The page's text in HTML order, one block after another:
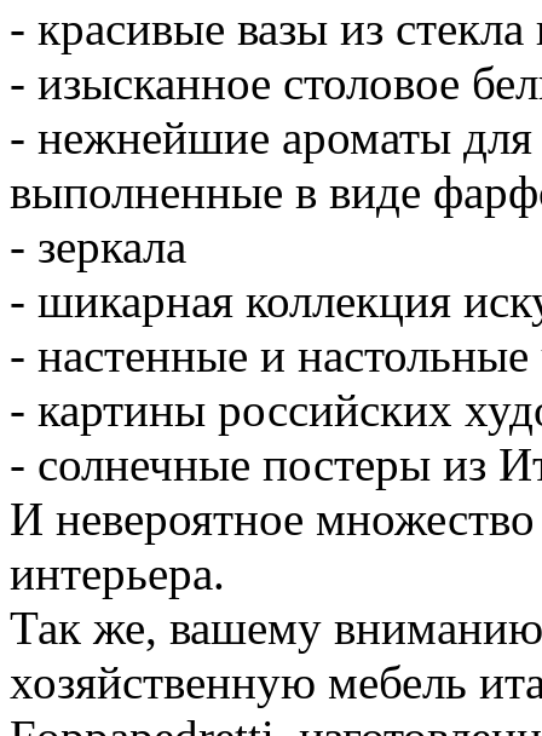
- красивые вазы из
- изысканное столовое
- нежнейшие ароматы
выполненные в виде
- зеркала
- шикарная коллекция
- настенные и
- картины российских
- солнечные постеры из
И невероятное
интерьера.
Так же, вашему
хозяйственную мебель